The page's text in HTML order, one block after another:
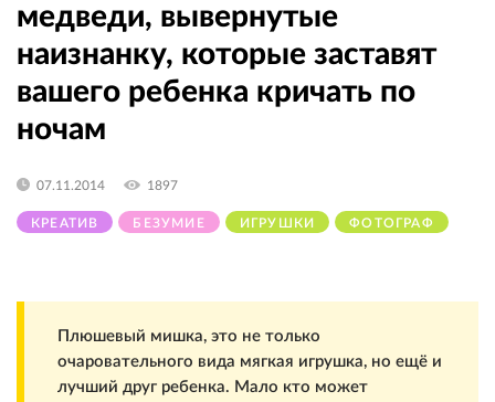
медведи, вывернутые
наизнанку, которые заставят
вашего ребенка кричать по
ночам
КРЕАТИВ БЕЗУМИЕ ИГРУШКИ ФОТОГРАФ
07.11.2014 1897
Плюшевый мишка, это не только
очаровательного вида мягкая игрушка, но ещё и
лучший друг ребенка. Мало кто может